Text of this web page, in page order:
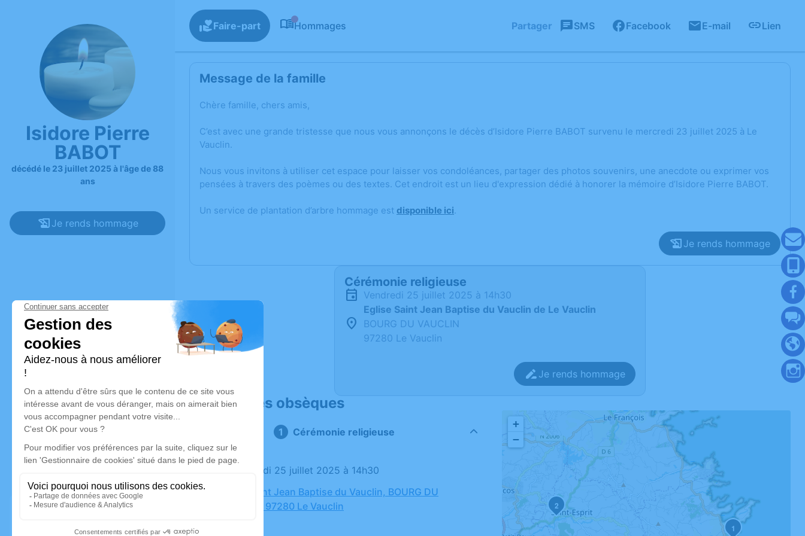
Isidore Pierre
BABOT
décédé le 23 juillet 2025 à l'âge de 88
ans
Je rends hommage
Faire-part Hommages Partager SMS Facebook E-mail Lien
Message de la famille
Chère famille, chers amis,
C’est avec une grande tristesse que nous vous annonçons le décès d’Isidore Pierre BABOT survenu le mercredi 23 juillet 2025 à Le
Vauclin.
Nous vous invitons à utiliser cet espace pour laisser vos condoléances, partager des photos souvenirs, une anecdote ou exprimer vos
pensées à travers des poèmes ou des textes. Cet endroit est un lieu d'expression dédié à honorer la mémoire d’Isidore Pierre BABOT.
Un service de plantation d’arbre hommage est disponible ici.
Je rends hommage
Cérémonie religieuse
vendredi 25 juillet 2025 à 14h30
Eglise Saint Jean Baptise du Vauclin de Le Vauclin
BOURG DU VAUCLIN
97280 Le Vauclin
Je rends hommage
Déroulé des obsèques
Cérémonie religieuse
Le vendredi 25 juillet 2025 à 14h30
Eglise Saint Jean Baptise du Vauclin, BOURG DU
VAUCLIN, 97280 Le Vauclin
1
2
+
−